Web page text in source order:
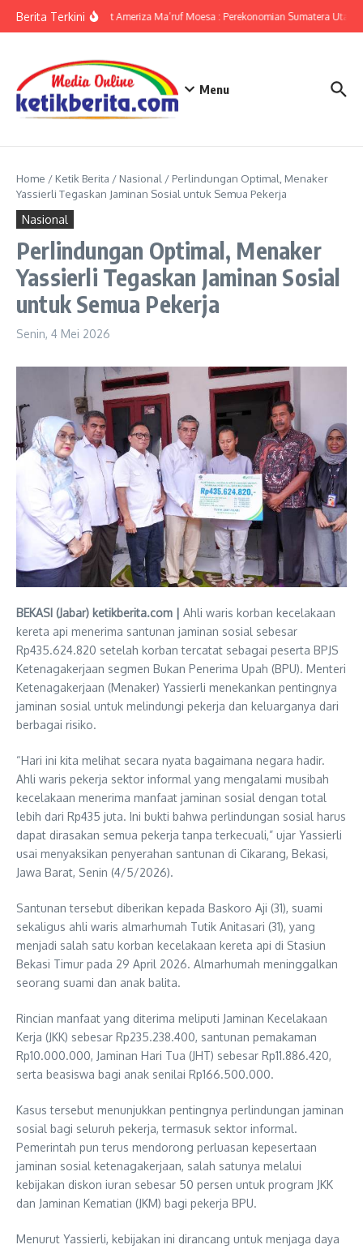
Berita TerkiniKPwBI Sumut Ameriza Ma’ruf Moesa : Perekonomian Sumatera
Menu
Home / Ketik Berita / Nasional / Perlindungan Optimal, Menaker
Yassierli Tegaskan Jaminan Sosial untuk Semua Pekerja
Nasional
Perlindungan Optimal, Menaker
Yassierli Tegaskan Jaminan Sosial
untuk Semua Pekerja
Senin, 4 Mei 2026
BEKASI (Jabar) ketikberita.com | Ahli waris korban kecelakaan
kereta api menerima santunan jaminan sosial sebesar
Rp435.624.820 setelah korban tercatat sebagai peserta BPJS
Ketenagakerjaan segmen Bukan Penerima Upah (BPU). Menteri
Ketenagakerjaan (Menaker) Yassierli menekankan pentingnya
jaminan sosial untuk melindungi pekerja dan keluarganya dari
berbagai risiko.
“Hari ini kita melihat secara nyata bagaimana negara hadir.
Ahli waris pekerja sektor informal yang mengalami musibah
kecelakaan menerima manfaat jaminan sosial dengan total
lebih dari Rp435 juta. Ini bukti bahwa perlindungan sosial harus
dapat dirasakan semua pekerja tanpa terkecuali,” ujar Yassierli
usai menyaksikan penyerahan santunan di Cikarang, Bekasi,
Jawa Barat, Senin (4/5/2026).
Santunan tersebut diberikan kepada Baskoro Aji (31), suami
sekaligus ahli waris almarhumah Tutik Anitasari (31), yang
menjadi salah satu korban kecelakaan kereta api di Stasiun
Bekasi Timur pada 29 April 2026. Almarhumah meninggalkan
seorang suami dan anak balita.
Rincian manfaat yang diterima meliputi Jaminan Kecelakaan
Kerja (JKK) sebesar Rp235.238.400, santunan pemakaman
Rp10.000.000, Jaminan Hari Tua (JHT) sebesar Rp11.886.420,
serta beasiswa bagi anak senilai Rp166.500.000.
Kasus tersebut menunjukkan pentingnya perlindungan jaminan
sosial bagi seluruh pekerja, termasuk sektor informal.
Pemerintah pun terus mendorong perluasan kepesertaan
jaminan sosial ketenagakerjaan, salah satunya melalui
kebijakan diskon iuran sebesar 50 persen untuk program JKK
dan Jaminan Kematian (JKM) bagi pekerja BPU.
Menurut Yassierli, kebijakan ini dirancang untuk menjaga daya